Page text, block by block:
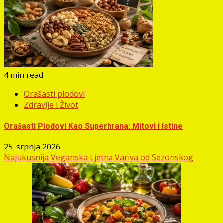
4 min read
Orašasti plodovi
Zdravlje i Život
Orašasti Plodovi Kao Superhrana: Mitovi i Istine
25. srpnja 2026.
Najukusnija Veganska Ljetna Variva od Sezonskog